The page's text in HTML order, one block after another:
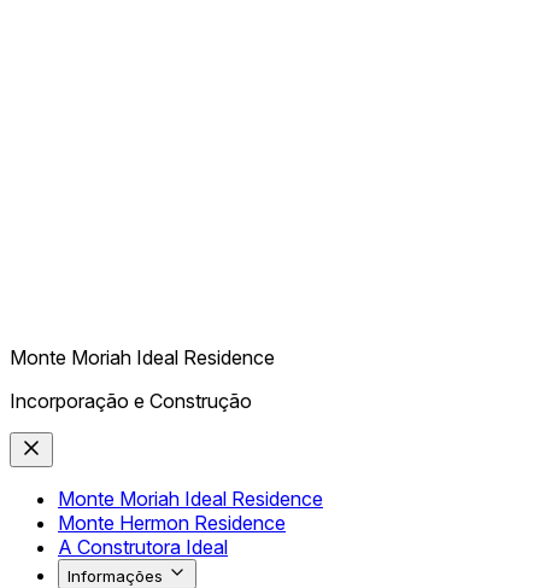
Monte Moriah Ideal Residence
Incorporação e Construção
Monte Moriah Ideal Residence
Monte Hermon Residence
A Construtora Ideal
Informações